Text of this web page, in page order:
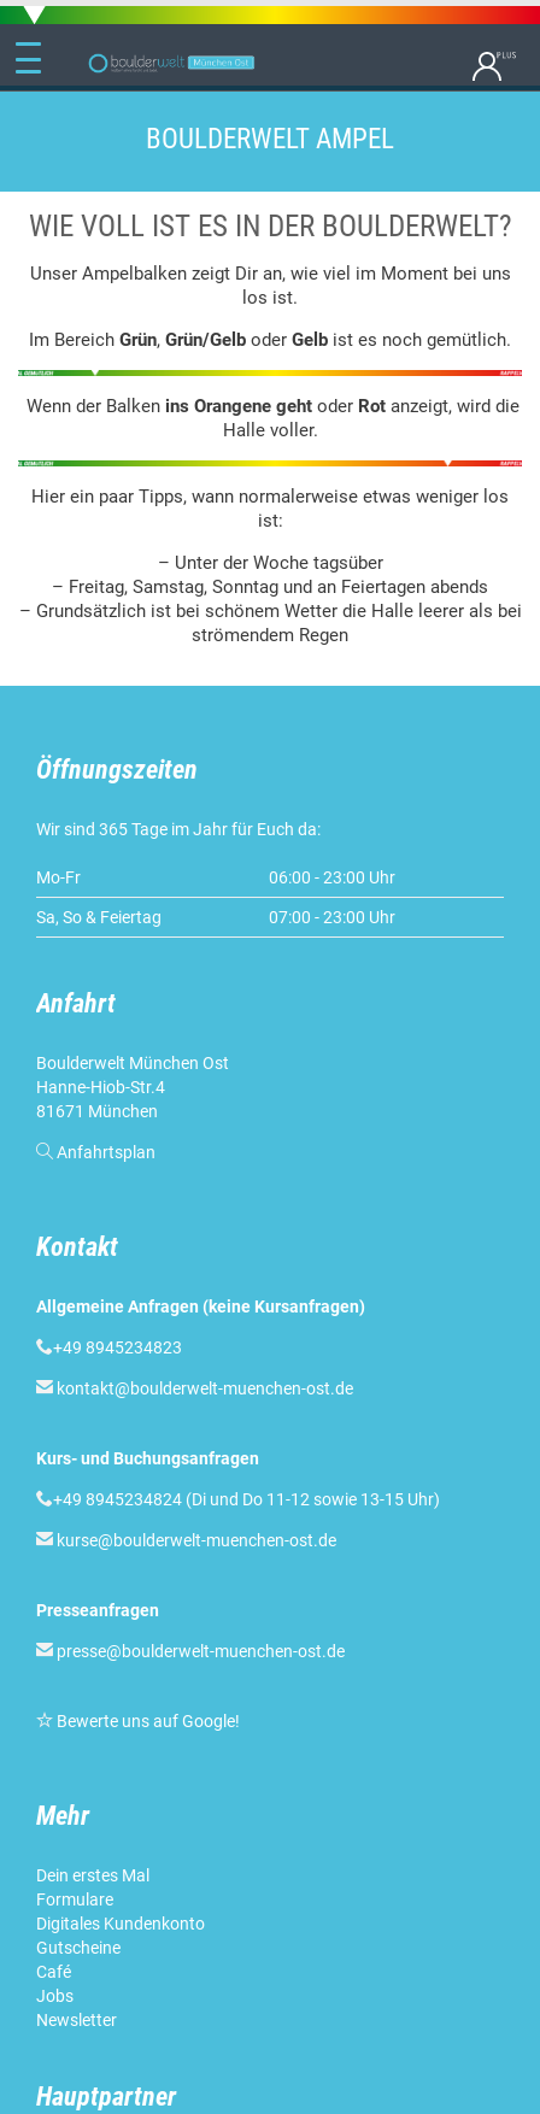
BOULDERWELT AMPEL
WIE VOLL IST ES IN DER BOULDERWELT?
Unser Ampelbalken zeigt Dir an, wie viel im Moment bei uns
los ist.
Im Bereich Grün, Grün/Gelb oder Gelb ist es noch gemütlich.
Wenn der Balken ins Orangene geht oder Rotanzeigt, wird die
Halle voller.
Hier ein paar Tipps, wann normalerweise etwas weniger los
ist:
– Unter der Woche tagsüber
– Freitag, Samstag, Sonntag und an Feiertagen abends
– Grundsätzlich ist bei schönem Wetter die Halle leerer als bei
strömendem Regen
Öffnungszeiten
Wir sind 365 Tage im Jahr für Euch da:
Mo-Fr 06:00 - 23:00 Uhr
Sa, So & Feiertag 07:00 - 23:00 Uhr
Anfahrt
Boulderwelt München Ost
Hanne-Hiob-Str.4
81671 München
 Anfahrtsplan
Kontakt
Allgemeine Anfragen (keine Kursanfragen)
+49 8945234823
 kontakt@boulderwelt-muenchen-ost.de
Kurs- und Buchungsanfragen
+49 8945234824 (Di und Do 11-12 sowie 13-15 Uhr)
 kurse@boulderwelt-muenchen-ost.de
Presseanfragen
 presse@boulderwelt-muenchen-ost.de
 Bewerte uns auf Google!
Mehr
Dein erstes Mal
Formulare
Digitales Kundenkonto
Gutscheine
Café
Jobs
Newsletter
Hauptpartner